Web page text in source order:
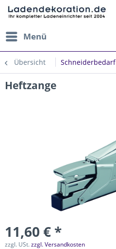
Menü
Übersicht Schneiderbedarf
Heftzange
11,60 € *
zzgl. USt.zzgl. Versandkosten